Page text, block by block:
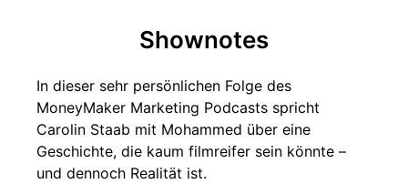
Shownotes
In dieser sehr persönlichen Folge des
MoneyMaker Marketing Podcasts spricht
Carolin Staab mit Mohammed über eine
Geschichte, die kaum filmreifer sein könnte –
und dennoch Realität ist.